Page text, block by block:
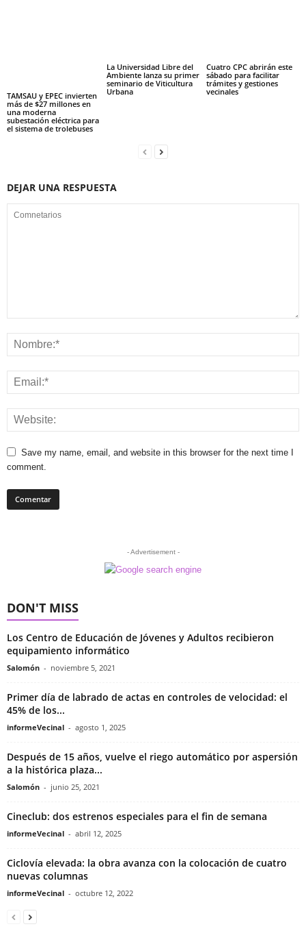
TAMSAU y EPEC invierten
más de $27 millones en
una moderna
subestación eléctrica para
el sistema de trolebuses
La Universidad Libre del
Ambiente lanza su primer
seminario de Viticultura
Urbana
Cuatro CPC abrirán este
sábado para facilitar
trámites y gestiones
vecinales
DEJAR UNA RESPUESTA
Save my name, email, and website in this browser for the next time I
comment.
- Advertisement -
DON'T MISS
Los Centro de Educación de Jóvenes y Adultos recibieron
equipamiento informático
Salomón - noviembre 5, 2021
Primer día de labrado de actas en controles de velocidad: el
45% de los...
informeVecinal - agosto 1, 2025
Después de 15 años, vuelve el riego automático por aspersión
a la histórica plaza...
Salomón - junio 25, 2021
Cineclub: dos estrenos especiales para el fin de semana
informeVecinal - abril 12, 2025
Ciclovía elevada: la obra avanza con la colocación de cuatro
nuevas columnas
informeVecinal - octubre 12, 2022